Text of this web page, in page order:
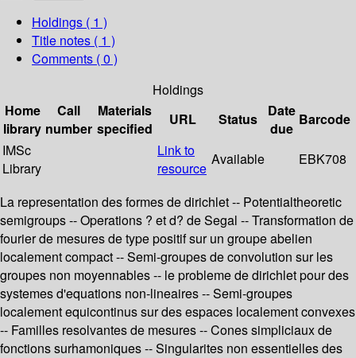
Holdings ( 1 )
Title notes ( 1 )
Comments ( 0 )
Holdings
Home
library
Call
number
Materials
specified
URL Status
Date
due
Barcode
IMSc
Library
Link to
resource
Available EBK708
La representation des formes de dirichlet -- Potentialtheoretic
semigroups -- Operations ? et d? de Segal -- Transformation de
fourier de mesures de type positif sur un groupe abelien
localement compact -- Semi-groupes de convolution sur les
groupes non moyennables -- le probleme de dirichlet pour des
systemes d'equations non-lineaires -- Semi-groupes
localement equicontinus sur des espaces localement convexes
-- Familles resolvantes de mesures -- Cones simpliciaux de
fonctions surhamoniques -- Singularites non essentielles des